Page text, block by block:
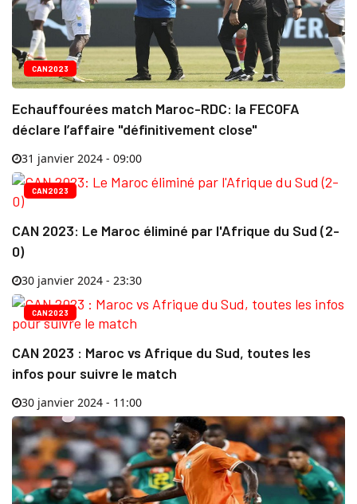
CAN2023
Echauffourées match Maroc-RDC: la FECOFA
déclare l’affaire "définitivement close"
31 janvier 2024 - 09:00
CAN2023
CAN 2023: Le Maroc éliminé par l'Afrique du Sud (2-
0)
30 janvier 2024 - 23:30
CAN2023
CAN 2023 : Maroc vs Afrique du Sud, toutes les
infos pour suivre le match
30 janvier 2024 - 11:00